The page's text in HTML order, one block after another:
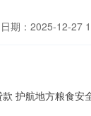
日期：2025-12-27